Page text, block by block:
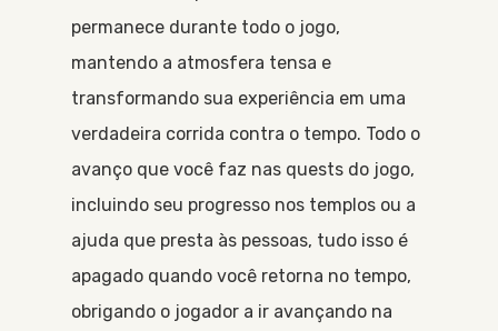
permanece durante todo o jogo,
mantendo a atmosfera tensa e
transformando sua experiência em uma
verdadeira corrida contra o tempo. Todo o
avanço que você faz nas quests do jogo,
incluindo seu progresso nos templos ou a
ajuda que presta às pessoas, tudo isso é
apagado quando você retorna no tempo,
obrigando o jogador a ir avançando na